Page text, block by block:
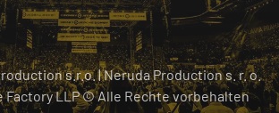
s.r.o.|Neruda Production s. r. o.
Factory LLP © Alle Rechte vorbehalten